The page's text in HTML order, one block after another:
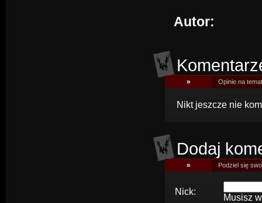
Autor:
» Opinie na
Nikt jeszcze nie
Dodaj
» Podziel się
Nick:
Musisz